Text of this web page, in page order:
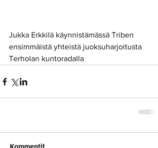
Jukka Erkkilä käynnistämässä Triben
ensimmäistä yhteistä juoksuharjoitusta
Terholan kuntoradalla